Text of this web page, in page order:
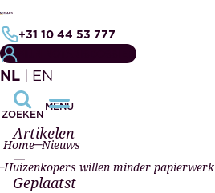
+31 10 44 53 777
NL | EN
ZOEKEN
MENU
Home Nieuws
Huizenkopers willen minder papierwerk
Artikelen
—
Geplaatst